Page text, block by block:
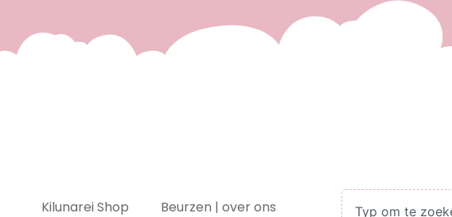
Kilunarei Shop
Beurzen | over ons